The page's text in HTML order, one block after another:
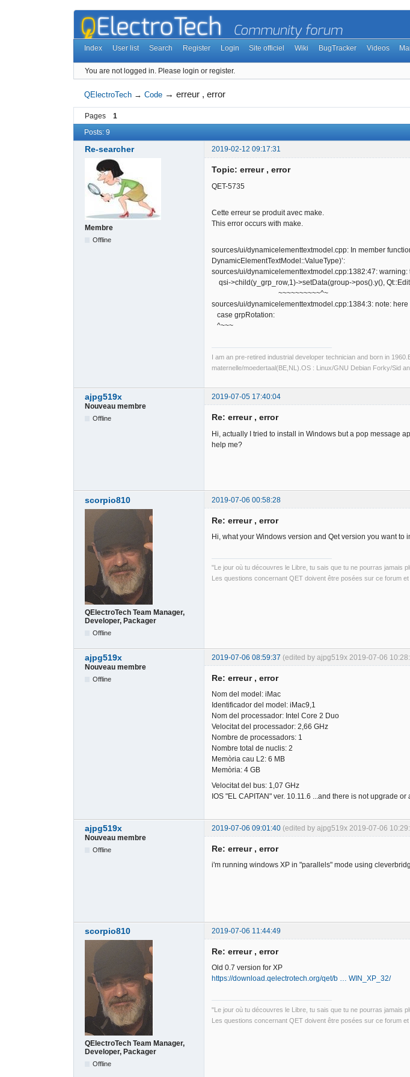
Index User list Search Register Login Site officiel Wiki BugTracker Videos
You are not logged in. Please login or register.
QElectroTech →Code →erreur , error
Pages 1
Posts: 9
Re-searcher 2019-02-12 09:17:31
Membre
Offline
Topic: erreur , error
QET-5735
Cette erreur se produit avec make.
This error occurs with make.
sources/ui/dynamicelementtextmodel.cpp: In member
DynamicElementTextModel::ValueType)’:
sources/ui/dynamicelementtextmodel.cpp:1382:47:
qsi->child(y_grp_row,1)->setData(group->pos().y(),
~~~~~~~~~~^~
sources/ui/dynamicelementtextmodel.cpp:1384:3: note: here
case grpRotation:
^~~~
I am an pre-retired industrial developer technician and born in
maternelle/moedertaal(BE,NL).OS : Linux/GNU Debian Forky/Sid
ajpg519x
2019-07-05 17:40:04
Nouveau membre
Offline Re: erreur , error
Hi, actually I tried to install in Windows but a pop message
help me?
scorpio810 2019-07-06 00:58:28
QElectroTech Team Manager,
Developer, Packager
Offline
Re: erreur , error
Hi, what your Windows version and Qet version you want to
"Le jour où tu découvres le Libre, tu sais que tu ne pourras jamais
Les questions concernant QET doivent être posées sur ce forum
ajpg519x 2019-07-06 08:59:37 (edited by ajpg519x 2019-07-06
Nouveau membre
Offline Re: erreur , error
Nom del model: iMac
Identificador del model: iMac9,1
Nom del processador: Intel Core 2 Duo
Velocitat del processador: 2,66 GHz
Nombre de processadors: 1
Nombre total de nuclis: 2
Memòria cau L2: 6 MB
Memòria: 4 GB
Velocitat del bus: 1,07 GHz
IOS "EL CAPITAN" ver. 10.11.6 ...and there is not upgrade
ajpg519x 2019-07-06 09:01:40 (edited by ajpg519x 2019-07-06
Nouveau membre
Offline Re: erreur , error
i'm running windows XP in "parallels" mode using
scorpio810 2019-07-06 11:44:49
QElectroTech Team Manager,
Developer, Packager
Offline
Re: erreur , error
Old 0.7 version for XP
https://download.qelectrotech.org/qet/b … WIN_XP_32/
"Le jour où tu découvres le Libre, tu sais que tu ne pourras jamais
Les questions concernant QET doivent être posées sur ce forum